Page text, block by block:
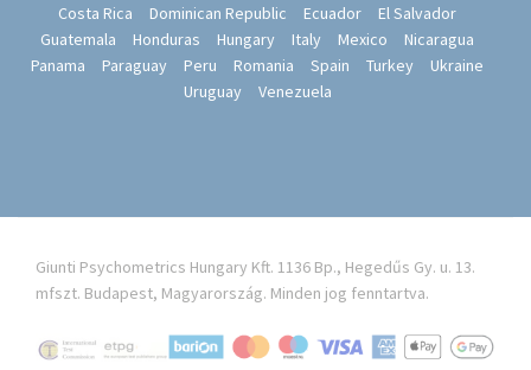
Costa Rica
Dominican Republic Ecuador
El Salvador
Guatemala
Honduras Hungary Italy Mexico
Nicaragua
Panama
Paraguay Peru Romania Spain Turkey
Ukraine
Uruguay
Venezuela
Giunti Psychometrics Hungary Kft. 1136 Bp., Hegedűs Gy. u. 13.
mfszt. Budapest, Magyarország. Minden jog fenntartva.